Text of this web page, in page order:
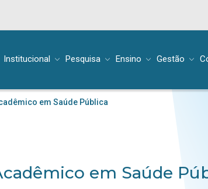
Institucional Pesquisa Ensino Gestão
em Saúde Pública
em Saúde